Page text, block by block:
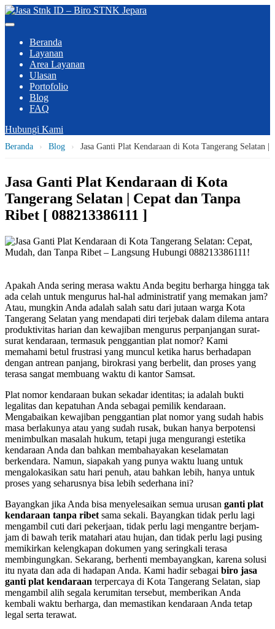
Beranda
Layanan
Area Layanan
Ulasan
Portofolio
Blog
FAQ
Hubungi Kami
Beranda › Blog › Jasa Ganti Plat Kendaraan di Kota Tangerang Selatan
Jasa Ganti Plat Kendaraan di Kota
Tangerang Selatan | Cepat dan Tanpa
Ribet [ 088213386111 ]
Apakah Anda sering merasa waktu Anda begitu berharga hingga tak
ada celah untuk mengurus hal-hal administratif yang memakan jam?
Atau, mungkin Anda adalah salah satu dari jutaan warga Kota
Tangerang Selatan yang mendapati diri terjebak dalam dilema antara
produktivitas harian dan kewajiban mengurus perpanjangan surat-
surat kendaraan, termasuk penggantian plat nomor? Kami
memahami betul frustrasi yang muncul ketika harus berhadapan
dengan antrean panjang, birokrasi yang berbelit, dan proses yang
terasa sangat membuang waktu di kantor Samsat.
Plat nomor kendaraan bukan sekadar identitas; ia adalah bukti
legalitas dan kepatuhan Anda sebagai pemilik kendaraan.
Mengabaikan kewajiban penggantian plat nomor yang sudah habis
masa berlakunya atau yang sudah rusak, bukan hanya berpotensi
menimbulkan masalah hukum, tetapi juga mengurangi estetika
kendaraan Anda dan bahkan membahayakan keselamatan
berkendara. Namun, siapakah yang punya waktu luang untuk
mengalokasikan satu hari penuh, atau bahkan lebih, hanya untuk
proses yang seharusnya bisa lebih sederhana ini?
Bayangkan jika Anda bisa menyelesaikan semua urusan ganti plat
kendaraan tanpa ribet sama sekali. Bayangkan tidak perlu lagi
mengambil cuti dari pekerjaan, tidak perlu lagi mengantre berjam-
jam di bawah terik matahari atau hujan, dan tidak perlu lagi pusing
memikirkan kelengkapan dokumen yang seringkali terasa
membingungkan. Sekarang, berhenti membayangkan, karena solusi
itu nyata dan ada di hadapan Anda. Kami hadir sebagai biro jasa
ganti plat kendaraan terpercaya di Kota Tangerang Selatan, siap
mengambil alih segala kerumitan tersebut, memberikan Anda
kembali waktu berharga, dan memastikan kendaraan Anda tetap
legal serta terawat.